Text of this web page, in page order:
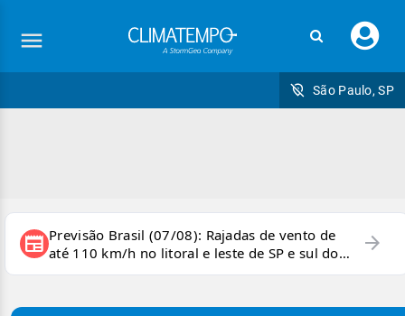
seu
São Paulo, SP
newspaper Previsão Brasil (07/08): Rajadas de vento de
até 110 km/h no litoral e leste de SP e sul do
RJ
arrow_forward